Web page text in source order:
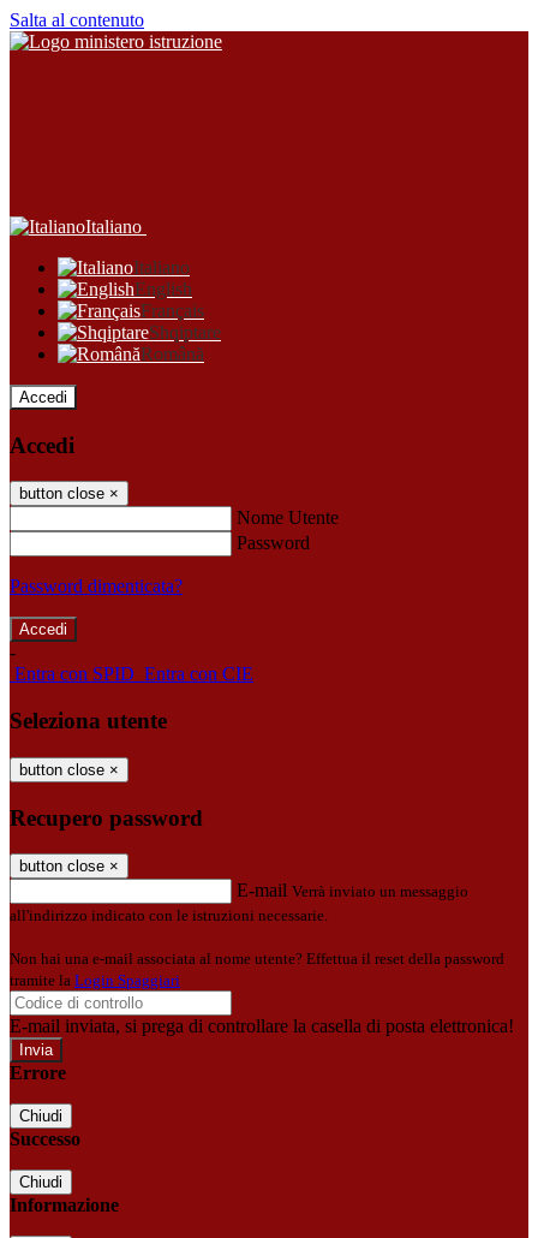
Salta al contenuto
Italiano
Italiano
English
Français
Shqiptare
Română
Accedi
Accedi
button close ×
Nome Utente
Password
Password dimenticata?
-
Entra con SPID Entra con CIE
Seleziona utente
button close ×
Recupero password
button close ×
E-mail Verrà inviato un messaggio
all'indirizzo indicato con le istruzioni necessarie.
Non hai una e-mail associata al nome utente? Effettua il reset della password
tramite la Login Spaggiari
E-mail inviata, si prega di controllare la casella di posta elettronica!
Errore
Chiudi
Successo
Chiudi
Informazione